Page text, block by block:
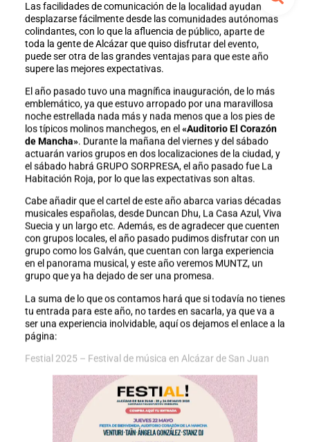
Las facilidades de comunicación de la localidad ayudan a
desplazarse fácilmente desde las comunidades autónomas
colindantes, con lo que la afluencia de público, aparte de
toda la gente de Alcázar que quiso disfrutar del evento,
puede ser otra de las grandes ventajas para que este año
supere las mejores expectativas.
El año pasado tuvo una magnífica inauguración, de lo más
emblemático, ya que estuvo arropado por una maravillosa
noche estrellada nada más y nada menos que a los pies de
los típicos molinos manchegos, en el«Auditorio El Corazón
de Mancha». Durante la mañana del viernes y del sábado
actuarán varios grupos en dos localizaciones de la ciudad, y
el sábado habrá GRUPO SORPRESA, el año pasado fue La
Habitación Roja, por lo que las expectativas son altas.
Cabe añadir que el cartel de este año abarca varias décadas
musicales españolas, desde Duncan Dhu, La Casa Azul, Viva
Suecia y un largo etc. Además, es de agradecer que cuenten
con grupos locales, el año pasado pudimos disfrutar con un
grupo como los Galván, que cuentan con larga experiencia
en el panorama musical, y este año veremos MUNTZ, un
grupo que ya ha dejado de ser una promesa.
La suma de lo que os contamos hará que si todavía no tienes
tu entrada para este año, no tardes en sacarla, ya que va a
ser una experiencia inolvidable, aquí os dejamos el enlace a la
página:
Festial 2025 – Festival de música en Alcázar de San Juan